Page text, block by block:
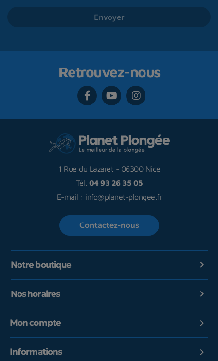
Retrouvez-nous
1 Rue du Lazaret - 06300 Nice
Tél. 04 93 26 35 05
E-mail : info@planet-plongee.fr
Contactez-nous
Notre boutique 
Nos horaires 
Mon compte 
Informations 